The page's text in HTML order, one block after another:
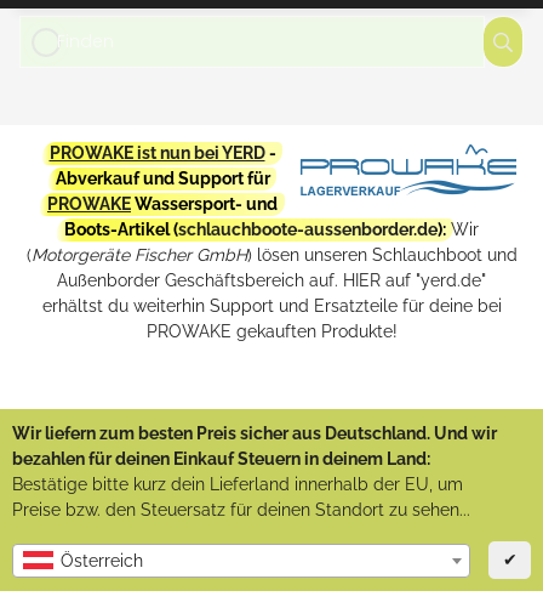
PROWAKE ist nun bei YERD-
Abverkauf und Support für
PROWAKEWassersport- und
Boots-Artikel (schlauchboote-aussenborder.de): Wir
(Motorgeräte Fischer GmbH) lösen unseren Schlauchboot und
Außenborder Geschäftsbereich auf. HIER auf "yerd.de"
erhältst du weiterhin Support und Ersatzteile für deine bei
PROWAKE gekauften Produkte!
Wir liefern zum besten Preis sicher aus Deutschland. Und wir
bezahlen für deinen Einkauf Steuern in deinem Land:
Bestätige bitte kurz dein Lieferland innerhalb der EU, um
Preise bzw. den Steuersatz für deinen Standort zu sehen...
Österreich ✔